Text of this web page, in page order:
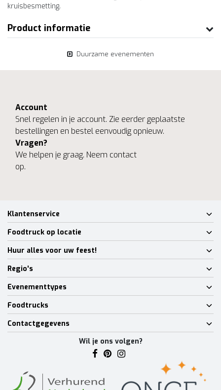
kruisbesmetting.
Product informatie
Duurzame evenementen
Account
Snel regelen in je account. Zie eerder geplaatste
bestellingen en bestel eenvoudig opnieuw.
Vragen?
We helpen je graag. Neem contact
op.
Klantenservice
Foodtruck op locatie
Huur alles voor uw feest!
Regio's
Evenementtypes
Foodtrucks
Contactgegevens
Wil je ons volgen?